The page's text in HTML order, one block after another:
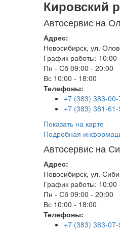
Кировский
Автосервис на
Адрес:
Новосибирск, ул.
График работы: 10:00
Пн - Сб 09:00 - 20:00
Вс 10:00 - 18:00
Телефоны:
+7 (383) 383-
+7 (383) 381-61-
Показать на карте
Подробная
Автосервис на
Адрес:
Новосибирск, ул.
График работы: 10:00
Пн - Сб 09:00 - 20:00
Вс 10:00 - 18:00
Телефоны:
+7 (383) 383-